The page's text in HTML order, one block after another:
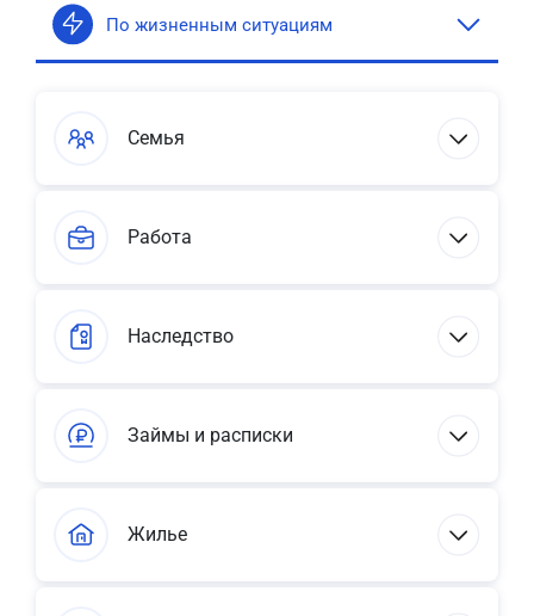
По жизненным ситуациям
Семья
Работа
Наследство
Займы и расписки
Жилье